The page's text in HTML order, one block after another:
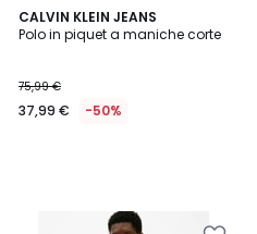
CALVIN KLEIN JEANS
Polo in piquet a maniche corte
75,99 €
37,99 € -50%